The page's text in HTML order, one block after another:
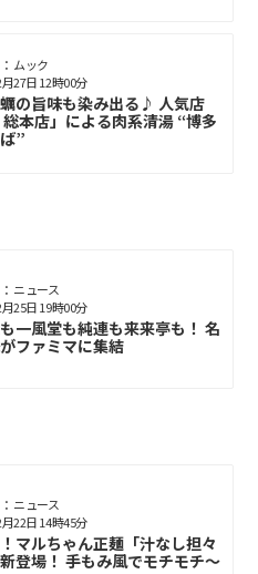
ムック
の旨味も染み出る♪ 人気店
総本店」による肉系清湯 “博多
”
27日 12時00分
ニュース
一風堂も純連も来来亭も！ 名
ファミマに集結
25日 19時00分
ニュース
マルちゃん正麺「汁なし担々
登場！ 手もみ風でモチモチ～
22日 14時45分